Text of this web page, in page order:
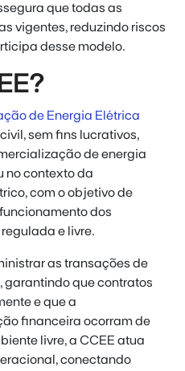
que todas as
vigentes, reduzindo riscos
desse modelo.
de Energia Elétrica
sem fins lucrativos,
de energia
no contexto da
com o objetivo de
dos
e livre.
as transações de
garantindo que contratos
e que a
financeira ocorram de
livre, a CCEE atua
conectando